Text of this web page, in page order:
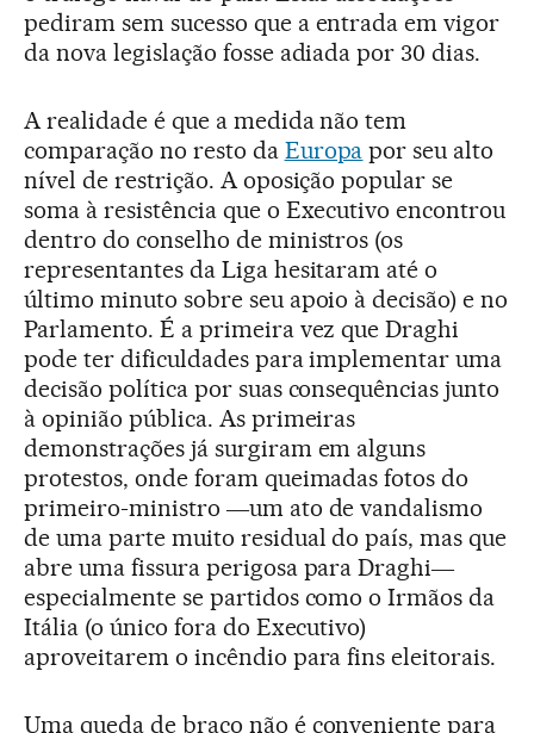
pediram sem sucesso que a entrada em vigor
da nova legislação fosse adiada por 30 dias.
A realidade é que a medida não tem
comparação no resto da Europa por seu alto
nível de restrição. A oposição popular se
soma à resistência que o Executivo encontrou
dentro do conselho de ministros (os
representantes da Liga hesitaram até o
último minuto sobre seu apoio à decisão) e no
Parlamento. É a primeira vez que Draghi
pode ter dificuldades para implementar uma
decisão política por suas consequências junto
à opinião pública. As primeiras
demonstrações já surgiram em alguns
protestos, onde foram queimadas fotos do
primeiro-ministro ―um ato de vandalismo
de uma parte muito residual do país, mas que
abre uma fissura perigosa para Draghi―
especialmente se partidos como o Irmãos da
Itália (o único fora do Executivo)
aproveitarem o incêndio para fins eleitorais.
Uma queda de braço não é conveniente para